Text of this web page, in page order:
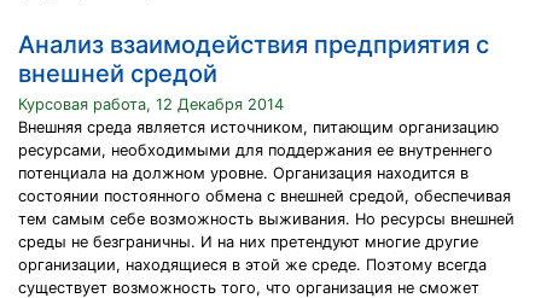
Анализ взаимодействия предприятия с
внешней средой
Курсовая работа, 12 Декабря 2014
Внешняя среда является источником, питающим организацию
ресурсами, необходимыми для поддержания ее внутреннего
потенциала на должном уровне. Организация находится в
состоянии постоянного обмена с внешней средой, обеспечивая
тем самым себе возможность выживания. Но ресурсы внешней
среды не безграничны. И на них претендуют многие другие
организации, находящиеся в этой же среде. Поэтому всегда
существует возможность того, что организация не сможет